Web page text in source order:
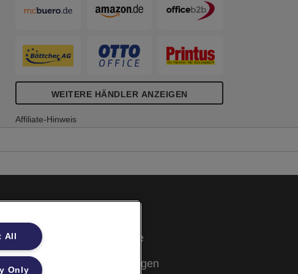
Moderationskarten aus 100 % Altpapier
hergestellt und mit dem Blauen Engel
WEITERE HÄNDLER ANZEIGEN
Affiliate-Hinweis
Rechtliche Hinweise
Garantiebestimmungen
All
Only